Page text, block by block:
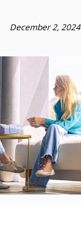
December 2, 2024